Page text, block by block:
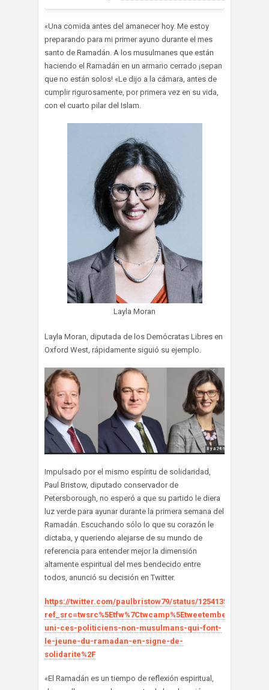
«Una comida antes del amanecer hoy. Me estoy
preparando para mi primer ayuno durante el mes
santo de Ramadán. A los musulmanes que están
haciendo el Ramadán en un armario cerrado ¡sepan
que no están solos! «Le dijo a la cámara, antes de
cumplir rigurosamente, por primera vez en su vida,
con el cuarto pilar del Islam.
Layla Moran
Layla Moran, diputada de los Demócratas Libres en
Oxford West, rápidamente siguió su ejemplo.
Impulsado por el mismo espíritu de solidaridad,
Paul Bristow, diputado conservador de
Petersborough, no esperó a que su partido le diera
luz verde para ayunar durante la primera semana del
Ramadán. Escuchando sólo lo que su corazón le
dictaba, y queriendo alejarse de su mundo de
referencia para entender mejor la dimensión
altamente espiritual del mes bendecido entre
todos, anunció su decisión en Twitter.
https://twitter.com/paulbristow79/status/
uni-ces-politiciens-non-musulmans-qui-font-
le-jeune-du-ramadan-en-signe-de-
solidarite%2F
«El Ramadán es un tiempo de reflexión espiritual,